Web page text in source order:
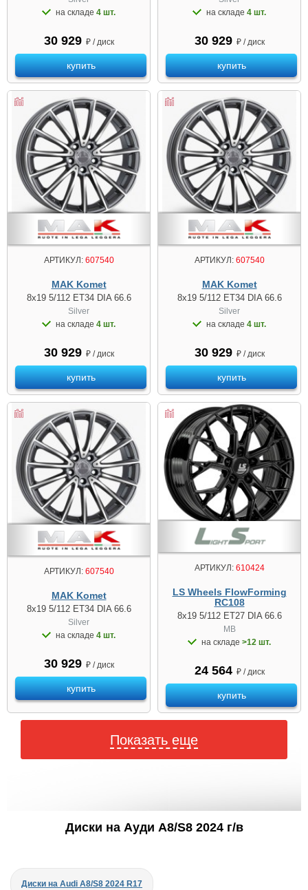
на складе 4 шт.
30 929 ₽ / диск
купить
на складе 4 шт.
30 929 ₽ / диск
купить
АРТИКУЛ:607540
MAK Komet
8x19 5/112 ET34 DIA 66.6
Silver
на складе 4 шт.
30 929 ₽ / диск
купить
АРТИКУЛ:607540
MAK Komet
8x19 5/112 ET34 DIA 66.6
Silver
на складе 4 шт.
30 929 ₽ / диск
купить
АРТИКУЛ:607540
MAK Komet
8x19 5/112 ET34 DIA 66.6
Silver
на складе 4 шт.
30 929 ₽ / диск
купить
АРТИКУЛ:610424
LS Wheels FlowForming
RC108
8x19 5/112 ET27 DIA 66.6
MB
на складе >12 шт.
24 564 ₽ / диск
купить
Показать еще
Диски на Ауди A8/S8 2024 г/в
Диски на Audi A8/S8 2024 R17